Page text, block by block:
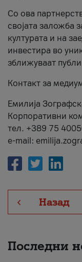
Со ова
својата заложба
културата и на
инвестира во
зближуваат
Контакт за
Емилија
Корпоративни
тел. +389 75
e-mail:
Назад
Последни